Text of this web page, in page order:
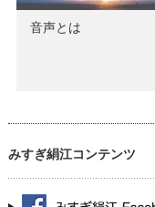
音声とは
みすぎ絹江コンテンツ